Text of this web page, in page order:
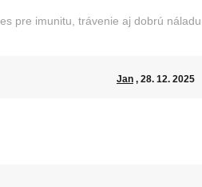
pre imunitu, trávenie aj dobrú náladu
Jan, 28. 12. 2025